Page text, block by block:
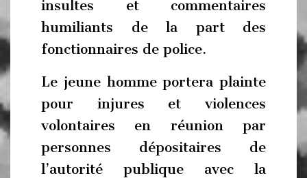
insultes et commentaires
humiliants de la part des
fonctionnaires de police.
Le jeune homme portera plainte
pour injures et violences
volontaires en réunion par
personnes dépositaires de
l’autorité publique avec la